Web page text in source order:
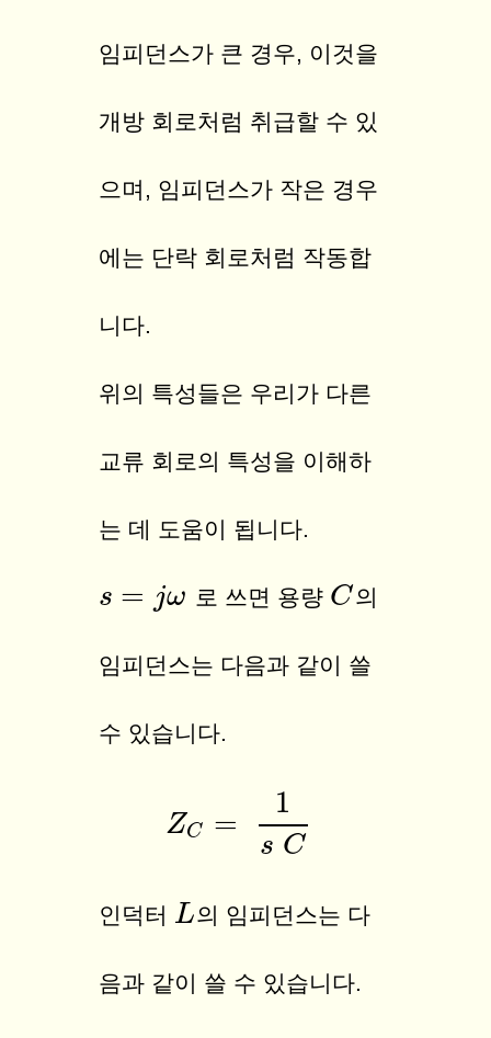
임피던스가 큰 경우, 이것을
개방 회로처럼 취급할 수 있
으며, 임피던스가 작은 경우
에는 단락 회로처럼 작동합
니다.
위의 특성들은 우리가 다른
교류 회로의 특성을 이해하
는 데 도움이 됩니다.
s = jω
s=jω 로 쓰면 용량 C
C 의
임피던스는 다음과 같이 쓸
수 있습니다.
ZC =
1
s C
Z C= 1sC
인덕터 L
L 의 임피던스는 다
음과 같이 쓸 수 있습니다.